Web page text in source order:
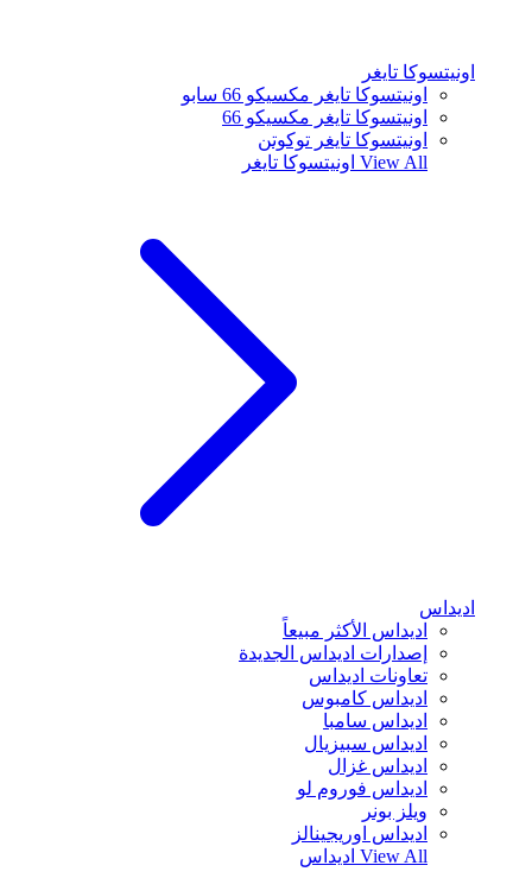
اونيتسوكا تايغر
اونيتسوكا تايغر مكسيكو 66 سابو
اونيتسوكا تايغر مكسيكو 66
اونيتسوكا تايغر توكوتن
View All اونيتسوكا تايغر
اديداس
اديداس الأكثر مبيعاً
إصدارات اديداس الجديدة
تعاونات اديداس
اديداس كامبوس
اديداس سامبا
اديداس سبيزيال
اديداس غزال
اديداس فوروم لو
ويلز بونر
اديداس اوريجينالز
View All اديداس